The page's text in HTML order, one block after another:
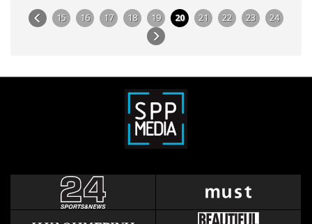
15 16 17 18 19 20 21 22 23 24